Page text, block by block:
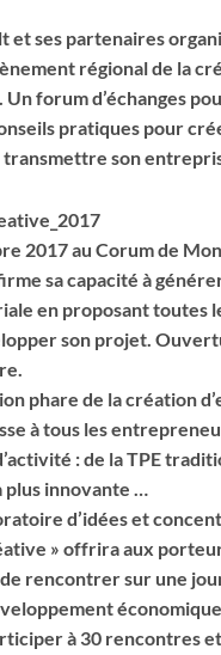
et ses partenaires
régional de la
Un forum d’échanges
pratiques pour
son
2017 au Corum de
sa capacité à
en proposant toutes
son projet.
phare de la création
à tous les
: de la TPE
plus innovante …
d’idées et
» offrira aux
rencontrer sur une
à 30 rencontres